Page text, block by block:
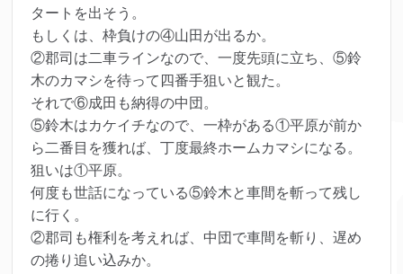
タートを出そう。
もしくは、枠負けの④山田が出るか。
②郡司は二車ラインなので、一度先頭に立ち、⑤鈴
木のカマシを待って四番手狙いと観た。
それで⑥成田も納得の中団。
⑤鈴木はカケイチなので、一枠がある①平原が前か
ら二番目を獲れば、丁度最終ホームカマシになる。
狙いは①平原。
何度も世話になっている⑤鈴木と車間を斬って残し
に行く。
②郡司も権利を考えれば、中団で車間を斬り、遅め
の捲り追い込みか。